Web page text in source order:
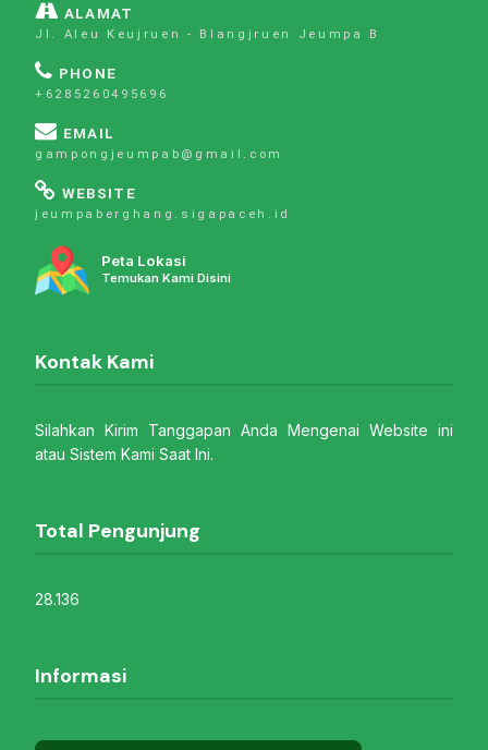
ALAMAT
Jl. Aleu Keujruen - Blangjruen Jeumpa B
PHONE
+6285260495696
EMAIL
gampongjeumpab@gmail.com
WEBSITE
jeumpaberghang.sigapaceh.id
Peta Lokasi
Temukan Kami Disini
Kontak Kami
Silahkan Kirim Tanggapan Anda Mengenai Website ini
atau Sistem Kami Saat Ini.
Total Pengunjung
28.136
Informasi